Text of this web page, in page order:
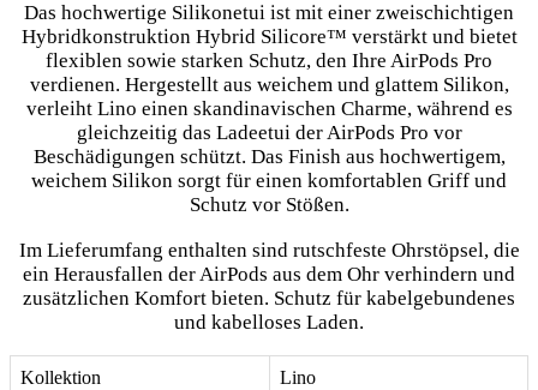
Das hochwertige Silikonetui ist mit einer zweischichtigen
Hybridkonstruktion Hybrid Silicore™ verstärkt und bietet
flexiblen sowie starken Schutz, den Ihre AirPods Pro
verdienen. Hergestellt aus weichem und glattem Silikon,
verleiht Lino einen skandinavischen Charme, während es
gleichzeitig das Ladeetui der AirPods Pro vor
Beschädigungen schützt. Das Finish aus hochwertigem,
weichem Silikon sorgt für einen komfortablen Griff und
Schutz vor Stößen.
Im Lieferumfang enthalten sind rutschfeste Ohrstöpsel, die
ein Herausfallen der AirPods aus dem Ohr verhindern und
zusätzlichen Komfort bieten. Schutz für kabelgebundenes
und kabelloses Laden.
Kollektion Lino